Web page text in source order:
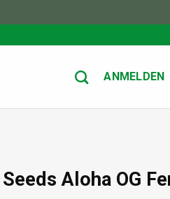
ANMELDEN
Aloha OG